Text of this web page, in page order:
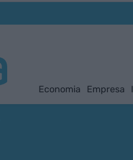
Economia Empresa